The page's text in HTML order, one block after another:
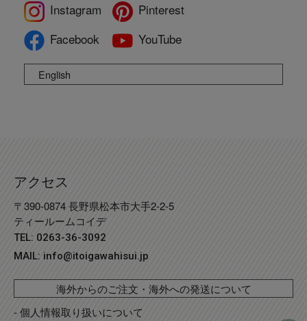
Instagram
Pinterest
Facebook
YouTube
English
アクセス
〒390-0874 長野県松本市大手2-2-5
ティールームコイデ
TEL: 0263-36-3092
MAIL: info@itoigawahisui.jp
海外からのご注文・海外への発送について
- 個人情報取り扱いについて